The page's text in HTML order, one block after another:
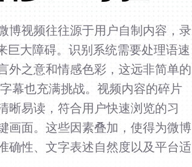
博视频往往源于用户自制内容，录
巨大障碍。识别系统需要处理语速
外之意和情感色彩，这远非简单的
幕也充满挑战。视频内容的碎片
晰易读，符合用户快速浏览的习
画面。这些因素叠加，使得为微博
确性、文字表述自然度以及平台适